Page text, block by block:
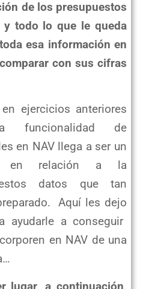
de los presupuestos
y todo lo que le queda
esa información en
con sus cifras
ejercicios anteriores
funcionalidad de
en NAV llega a ser un
en relación a la
datos que tan
Aquí les dejo
ayudarle a conseguir
en NAV de una